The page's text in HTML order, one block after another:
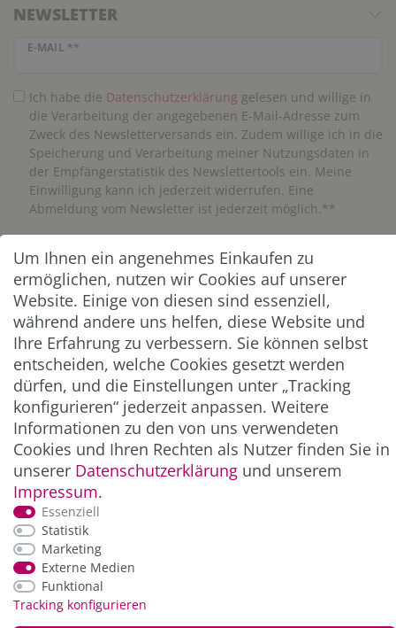
NEWSLETTER
E-MAIL **
Newsletter Honig
Ich habe die Daten­schutz­erklärung gelesen und willige in
die Verarbeitung der angegebenen E-Mail-Adresse zum
Zweck des Newsletterversands ein. Zudem willige ich in die
Speicherung und Verarbeitung meiner Nutzungsdaten in
der Empfängerstatistik des Newslettertools ein. Meine
Einwilligung kann ich jederzeit widerrufen. Eine
Abmeldung vom Newsletter ist jederzeit möglich.**
Abonnieren
** Hierbei handelt es sich um ein Pflichtfeld.
ZAHLUNG & VERSAND
*Alle Preise inkl. der gesetzl. MwSt. zzgl.
und Versandkosten
Um Ihnen ein angenehmes Einkaufen zu
ermöglichen, nutzen wir Cookies auf unserer
Website. Einige von diesen sind essenziell,
während andere uns helfen, diese Website und
Ihre Erfahrung zu verbessern. Sie können selbst
entscheiden, welche Cookies gesetzt werden
dürfen, und die Einstellungen unter „Tracking
konfigurieren“ jederzeit anpassen. Weitere
Informationen zu den von uns verwendeten
Cookies und Ihren Rechten als Nutzer finden Sie in
unserer Daten­schutz­erklärung und unserem
Impressum.
Essenziell
Statistik
Marketing
Externe Medien
Funktional
Tracking konfigurieren
© Copyright 2026 Alle Rechte vorbehalten. |